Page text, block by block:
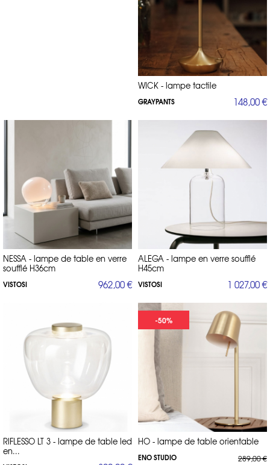
WICK - lampe tactile
GRAYPANTS 148,00 €
NESSA - lampe de table en verre
soufflé H36cm
VISTOSI 962,00 €
ALEGA - lampe en verre soufflé
H45cm
VISTOSI 1 027,00 €
RIFLESSO LT 3 - lampe de table led
en...
-50%
HO - lampe de table orientable
ENO STUDIO 289,00 €